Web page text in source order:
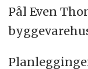
Pål Even